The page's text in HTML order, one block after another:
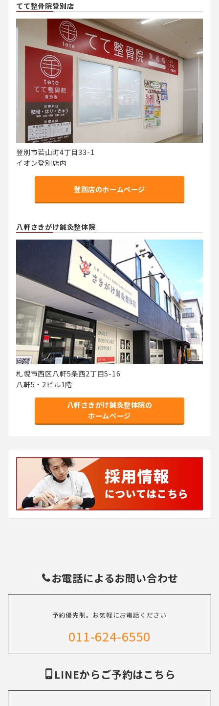
てて整骨院登別店
登別市若山町4丁目33-1
イオン登別店内
登別店のホームページ
八軒さきがけ鍼灸整体院
札幌市西区八軒5条西2丁目5-16
八軒5・2ビル1階
八軒さきがけ鍼灸整体院の
ホームページ
お電話によるお問い合わせ
予約優先制。お気軽にお電話ください
011-624-6550
LINEからご予約はこちら